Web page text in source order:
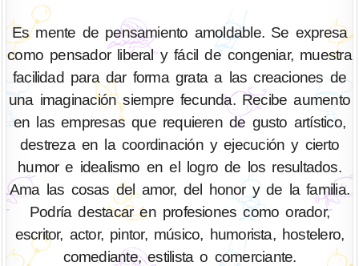
Es mente de pensamiento amoldable. Se expresa
como pensador liberal y fácil de congeniar, muestra
facilidad para dar forma grata a las creaciones de
una imaginación siempre fecunda. Recibe aumento
en las empresas que requieren de gusto artístico,
destreza en la coordinación y ejecución y cierto
humor e idealismo en el logro de los resultados.
Ama las cosas del amor, del honor y de la familia.
Podría destacar en profesiones como orador,
escritor, actor, pintor, músico, humorista, hostelero,
comediante, estilista o comerciante.